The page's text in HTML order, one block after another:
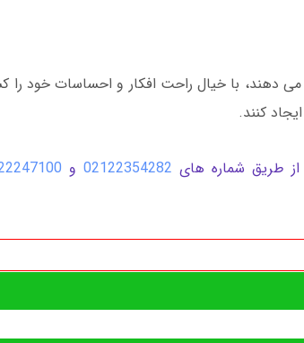
می دهند، با خیال راحت افکار و احساسات خود
کنند.
از طریق شماره های 02122354282 و